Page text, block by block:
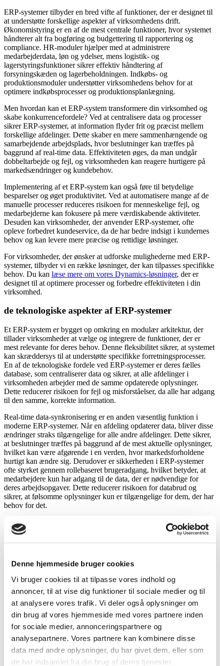
Denne hjemmeside bruger cookies
Vi bruger cookies til at tilpasse vores indhold og
annoncer, til at vise dig funktioner til sociale medier og til
at analysere vores trafik. Vi deler også oplysninger om
din brug af vores hjemmeside med vores partnere inden
for sociale medier, annonceringspartnere og
analysepartnere. Vores partnere kan kombinere disse
data med andre oplysninger, du har givet dem, eller som
de har indsamlet fra din brug af deres tjenester.
Partnermulighed
E-faktura
Digiflow
Rådgivning
Systemer
Tilskud
E-faktura
Complianceguide 2025
Paperflow AI bilagscan
Se Paperflow
ERP-systemer tilbyder en bred vifte af funktioner, der er designet til
at understøtte forskellige aspekter af virksomhedens drift.
Økonomistyring er en af de mest centrale funktioner, hvor systemet
håndterer alt fra bogføring og budgettering til rapportering og
compliance. HR-moduler hjælper med at administrere
medarbejderdata, løn og ydelser, mens logistik- og
lagerstyringsfunktioner sikrer effektiv håndtering af
forsyningskæden og lagerbeholdningen. Indkøbs- og
produktionsmoduler understøtter virksomhedens behov for at
optimere indkøbsprocesser og produktionsplanlægning.
Men hvordan kan et ERP-system transformere din virksomhed og
skabe konkurrencefordele? Ved at centralisere data og processer
sikrer ERP-systemer, at information flyder frit og præcist mellem
forskellige afdelinger. Dette skaber en mere sammenhængende og
samarbejdende arbejdsplads, hvor beslutninger kan træffes på
baggrund af real-time data. Effektiviteten øges, da man undgår
dobbeltarbejde og fejl, og virksomheden kan reagere hurtigere på
markedsændringer og kundebehov.
Implementering af et ERP-system kan også føre til betydelige
besparelser og øget produktivitet. Ved at automatisere mange af de
manuelle processer reduceres risikoen for menneskelige fejl, og
medarbejderne kan fokusere på mere værdiskabende aktiviteter.
Desuden kan virksomheder, der anvender ERP-systemer, ofte
opleve forbedret kundeservice, da de har bedre indsigt i kundernes
behov og kan levere mere præcise og rettidige løsninger.
For virksomheder, der ønsker at udforske mulighederne med ERP-
systemer, tilbyder vi en række løsninger, der kan tilpasses specifikke
behov. Du kan læse mere om vores Dynamics-løsninger, der er
designet til at optimere processer og forbedre effektiviteten i din
virksomhed.
de teknologiske aspekter af ERP-systemer
Et ERP-system er bygget op omkring en modulær arkitektur, der
tillader virksomheder at vælge og integrere de funktioner, der er
mest relevante for deres behov. Denne fleksibilitet sikrer, at systemet
kan skræddersys til at understøtte specifikke forretningsprocesser.
En af de teknologiske fordele ved ERP-systemer er deres fælles
database, som centraliserer data og sikrer, at alle afdelinger i
virksomheden arbejder med de samme opdaterede oplysninger.
Dette reducerer risikoen for fejl og misforståelser, da alle har adgang
til den samme, korrekte information.
Real-time data-synkronisering er en anden væsentlig funktion i
moderne ERP-systemer. Når en afdeling opdaterer data, bliver disse
ændringer straks tilgængelige for alle andre afdelinger. Dette sikrer,
at beslutninger træffes på baggrund af de mest aktuelle oplysninger,
hvilket kan være afgørende i en verden, hvor markedsforholdene
hurtigt kan ændre sig. Derudover er sikkerheden i ERP-systemer
ofte styrket gennem rollebaseret brugeradgang, hvilket betyder, at
medarbejdere kun har adgang til de data, der er nødvendige for
deres arbejdsopgaver. Dette reducerer risikoen for databrud og
sikrer, at følsomme oplysninger kun er tilgængelige for dem, der har
behov for det.
fordele ved at implementere et ERP-system
Implementering af et ERP-system kan medføre en række fordele for
effektiviseringen af forretningsprocesser. Ved at eliminere data-
duplikation og sikre, at alle afdelinger arbejder med de samme data,
kan virksomheder reducere spild og forbedre deres operationelle
effektivitet. Dette kan også føre til en betydelig reduktion i
omkostningerne forbundet med manuel datahåndtering og
fejlkorrigering.
Et ERP-system kan også forbedre beslutningstagningen i
virksomheden. Med adgang til real-time analytics og dataindsigt kan
ledelsen træffe mere informerede beslutninger, der kan drive
virksomheden fremad. Dette kan være særligt værdifuldt i
konkurrenceprægede markeder, hvor hurtig tilpasning til ændringer